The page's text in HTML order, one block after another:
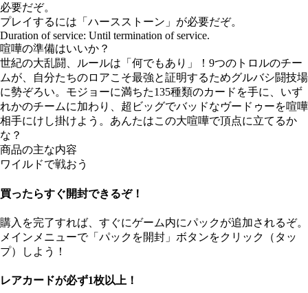
必要だぞ。
プレイするには「ハースストーン」が必要だぞ。
Duration of service: Until termination of service.
喧嘩の準備はいいか？
世紀の大乱闘、ルールは「何でもあり」！9つのトロルのチー
ムが、自分たちのロアこそ最強と証明するためグルバシ闘技場
に勢ぞろい。モジョーに満ちた135種類のカードを手に、いず
れかのチームに加わり、超ビッグでバッドなヴードゥーを喧嘩
相手にけし掛けよう。あんたはこの大喧嘩で頂点に立てるか
な？
商品の主な内容
ワイルドで戦おう
買ったらすぐ開封できるぞ！
購入を完了すれば、すぐにゲーム内にパックが追加されるぞ。
メインメニューで「パックを開封」ボタンをクリック（タッ
プ）しよう！
レアカードが必ず1枚以上！